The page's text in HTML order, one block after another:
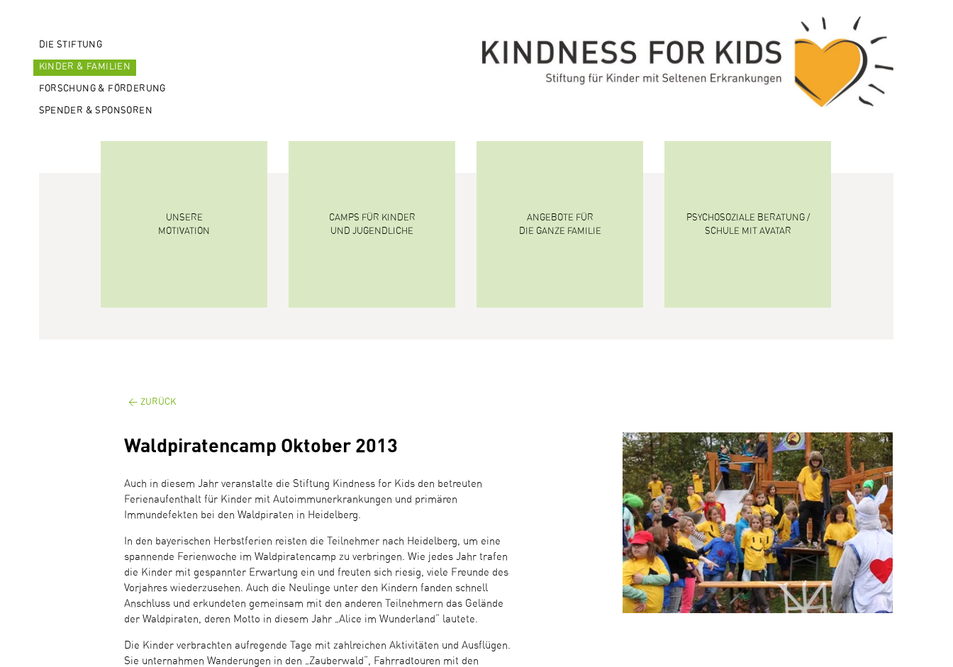
DIE STIFTUNG
KINDER & FAMILIEN
FORSCHUNG & FÖRDERUNG
SPENDER & SPONSOREN
UNSERE
MOTIVATION
CAMPS FÜR KINDER
UND JUGENDLICHE
ANGEBOTE FÜR
DIE GANZE FAMILIE
PSYCHOSOZIALE BERATUNG /
SCHULE MIT AVATAR
ZURÜCK
Waldpiratencamp Oktober 2013
Auch in diesem Jahr veranstalte die Stiftung Kindness for Kids den betreuten
Ferienaufenthalt für Kinder mit Autoimmunerkrankungen und primären
Immundefekten bei den Waldpiraten in Heidelberg.
In den bayerischen Herbstferien reisten die Teilnehmer nach Heidelberg, um eine
spannende Ferienwoche im Waldpiratencamp zu verbringen. Wie jedes Jahr trafen
die Kinder mit gespannter Erwartung ein und freuten sich riesig, viele Freunde des
Vorjahres wiederzusehen. Auch die Neulinge unter den Kindern fanden schnell
Anschluss und erkundeten gemeinsam mit den anderen Teilnehmern das Gelände
der Waldpiraten, deren Motto in diesem Jahr „Alice im Wunderland“ lautete.
Die Kinder verbrachten aufregende Tage mit zahlreichen Aktivitäten und Ausflügen.
Sie unternahmen Wanderungen in den „Zauberwald“, Fahrradtouren mit den